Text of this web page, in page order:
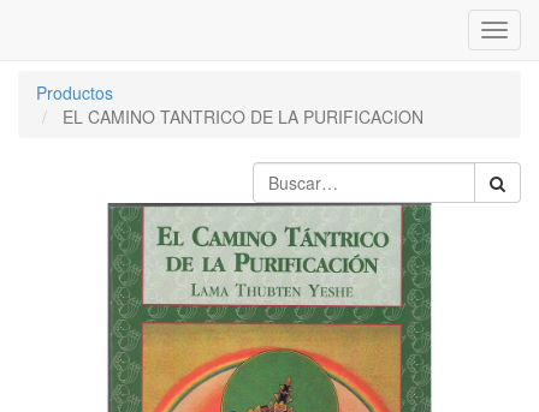
Productos
EL CAMINO TANTRICO DE LA PURIFICACION